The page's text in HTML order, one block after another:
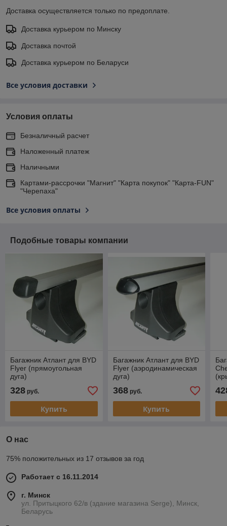
Доставка осуществляется только по предоплате.
Доставка курьером по Минску
Доставка почтой
Доставка курьером по Беларуси
Все условия доставки
Условия оплаты
Безналичный расчет
Наложенный платеж
Наличными
Картами-рассрочки "Магнит" "Карта покупок" "Карта-FUN"
"Черепаха"
Все условия оплаты
Подобные товары компании
Багажник Атлант для BYD
Flyer (прямоугольная
дуга)
328 руб.
Купить
Багажник Атлант для BYD
Flyer (аэродинамическая
дуга)
368руб.
Купить
О нас
75% положительных из 17 отзывов за год
Работает с 16.11.2014
г. Минск
ул. Притыцкого 62/в (здание магазина Serge), Минск,
Беларусь